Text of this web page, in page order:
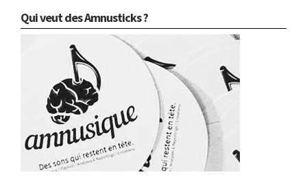
Qui veut des Amnusticks ?